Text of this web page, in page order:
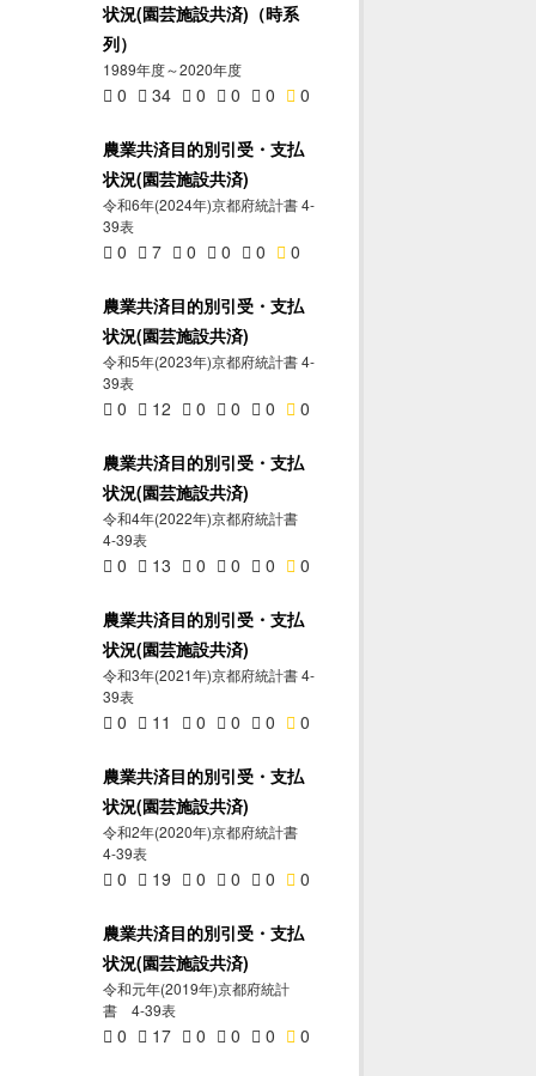
状況(園芸施設共済)（時系
列）
1989年度～2020年度
0 34 0 0 0 0
農業共済目的別引受・支払
状況(園芸施設共済)
令和6年(2024年)京都府統計書 4-
39表
0 7 0 0 0 0
農業共済目的別引受・支払
状況(園芸施設共済)
令和5年(2023年)京都府統計書 4-
39表
0 12 0 0 0 0
農業共済目的別引受・支払
状況(園芸施設共済)
令和4年(2022年)京都府統計書
4-39表
0 13 0 0 0 0
農業共済目的別引受・支払
状況(園芸施設共済)
令和3年(2021年)京都府統計書 4-
39表
0 11 0 0 0 0
農業共済目的別引受・支払
状況(園芸施設共済)
令和2年(2020年)京都府統計書
4-39表
0 19 0 0 0 0
農業共済目的別引受・支払
状況(園芸施設共済)
令和元年(2019年)京都府統計
書 4-39表
0 17 0 0 0 0